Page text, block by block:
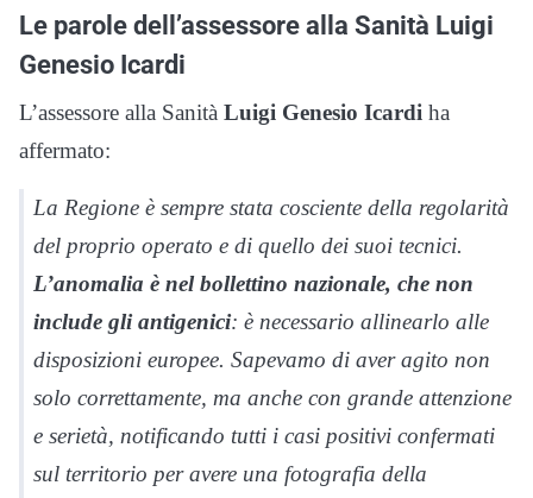
Le parole dell’assessore alla Sanità Luigi
Genesio Icardi
L’assessore alla Sanità Luigi Genesio Icardi ha
affermato:
La Regione è sempre stata cosciente della regolarità
del proprio operato e di quello dei suoi tecnici.
L’anomalia è nel bollettino nazionale, che non
include gli antigenici: è necessario allinearlo alle
disposizioni europee. Sapevamo di aver agito non
solo correttamente, ma anche con grande attenzione
e serietà, notificando tutti i casi positivi confermati
sul territorio per avere una fotografia della